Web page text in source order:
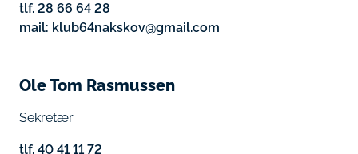
tlf. 28 66 64 28
mail: klub64nakskov@gmail.com
Ole Tom Rasmussen
Sekretær
tlf. 40 41 11 72